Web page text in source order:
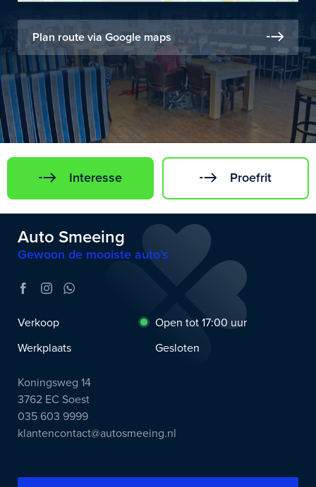
Plan route via Google maps
Interesse Proefrit
Auto Smeeing
Gewoon de mooiste auto’s
Verkoop
Open tot 17:00 uur
Werkplaats
Gesloten
Koningsweg 14
3762 EC Soest
035 603 9999
klantencontact@autosmeeing.nl